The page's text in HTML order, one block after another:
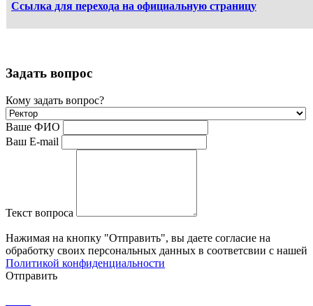
Ссылка для перехода на официальную страницу
Задать вопрос
Кому задать вопрос?
Ваше ФИО
Ваш E-mail
Текст вопроса
Нажимая на кнопку "Отправить", вы даете согласие на
обработку своих персональных данных в соответсвии с нашей
Политикой конфиденциальности
Отправить